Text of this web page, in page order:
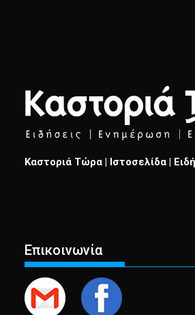
Καστοριά Τώρα | Ιστοσελίδα |
Επικοινωνία